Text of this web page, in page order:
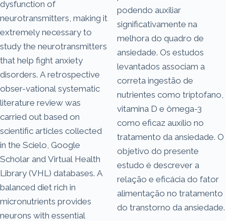
dysfunction of
neurotransmitters, making it
extremely necessary to
study the neurotransmitters
that help fight anxiety
disorders. A retrospective
obser-vational systematic
literature review was
carried out based on
scientific articles collected
in the Scielo, Google
Scholar and Virtual Health
Library (VHL) databases. A
balanced diet rich in
micronutrients provides
neurons with essential
podendo auxiliar
significativamente na
melhora do quadro de
ansiedade. Os estudos
levantados associam a
correta ingestão de
nutrientes como triptofano,
vitamina D e ômega-3
como eficaz auxílio no
tratamento da ansiedade. O
objetivo do presente
estudo é descrever a
relação e eficácia do fator
alimentação no tratamento
do transtorno da ansiedade.